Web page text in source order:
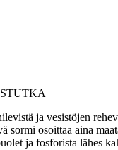
ja vesistöjen
osoittaa aina
ja fosforista lähes